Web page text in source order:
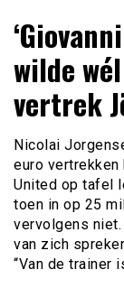
Online
verzameld
wilde
vertrek
Nicolai
euro
United op tafel
toen in op 25
vervolgens
van zich
“Van de trainer